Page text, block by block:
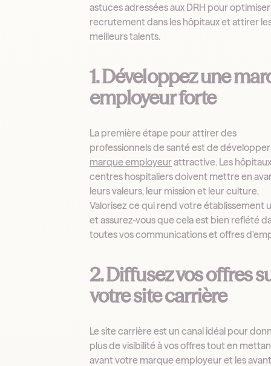
astuces adressées aux DRH pour
recrutement dans les hôpitaux et attirer
meilleurs talents.
1. Développez une
employeur forte
La première étape pour attirer des
professionnels de santé est de
marque employeurattractive. Les
centres hospitaliers doivent mettre en
leurs valeurs, leur mission et leur culture.
Valorisez ce qui rend votre établissement
et assurez-vous que cela est bien reflété
toutes vos communications et offres
2. Diffusez vos offres
votre site carrière
Le site carrière est un canal idéal pour
plus de visibilité à vos offres tout en
avant votre marque employeur et les